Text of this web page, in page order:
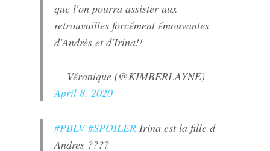
que l'on pourra assister aux
retrouvailles forcément émouvantes
d'Andrès et d'Irina!!
— Véronique (@KIMBERLAYNE)
April 8, 2020
#PBLV #SPOILER Irina est la fille d
Andres ????